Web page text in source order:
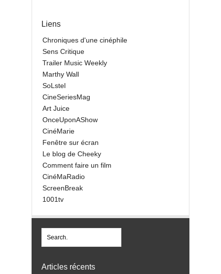
Liens
Chroniques d'une cinéphile
Sens Critique
Trailer Music Weekly
Marthy Wall
SoLstel
CineSeriesMag
Art Juice
OnceUponAShow
CinéMarie
Fenêtre sur écran
Le blog de Cheeky
Comment faire un film
CinéMaRadio
ScreenBreak
1001tv
Articles récents